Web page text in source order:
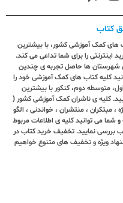
کتاب
های کمک آموزشی کشور، با بیشترین
را برای شما تداعی می کند.
برای شهرستان ها حاصل تجربه ی چندین
کلیه کتاب های کمک آموزشی خود را
متوسطه دوم، کنکور با بیشترین
کلیه ی ناشران کمک آموزشی کشور (
، مبتکران ، منتشران ، خواندنی ، الگو
شما می توانید کلیه ی اطلاعات مربوط
بررسی نمایید. تخفیف خرید کتاب در
ویژه و تخفیف های متنوع خواهیم